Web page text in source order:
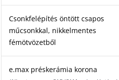
Csonkfelépítés öntött csapos
műcsonkkal, nikkelmentes
fémötvözetből
e.max préskerámia korona